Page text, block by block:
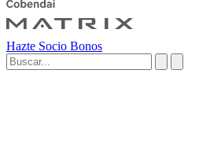
Hazte Socio Bonos